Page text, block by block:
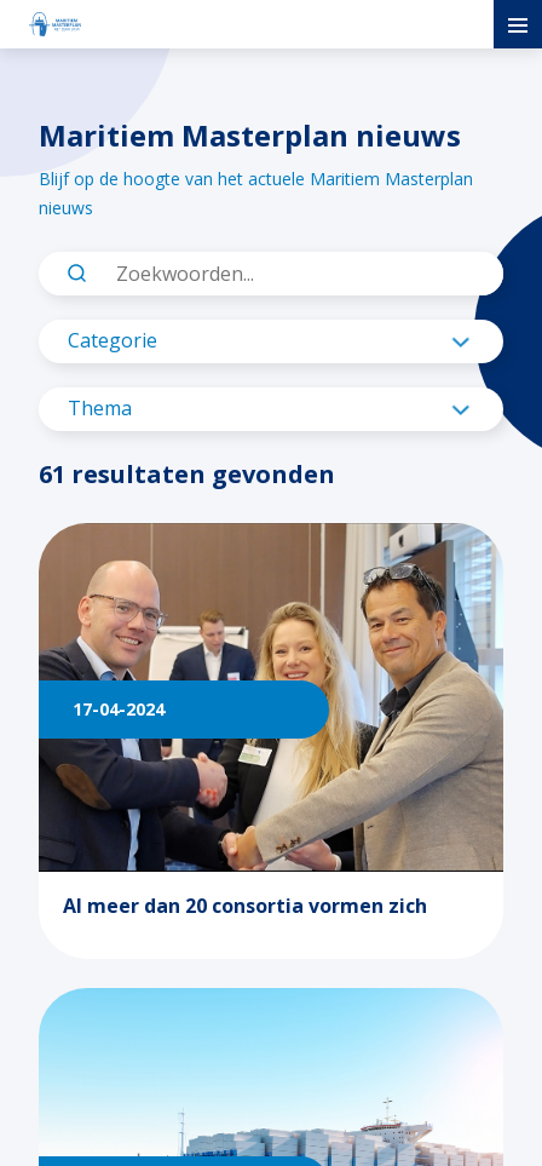
Maritiem Masterplan nieuws
Blijf op de hoogte van het actuele Maritiem Masterplan
nieuws
Categorie
Digitalisering
Energietransitie
Industriepolitiek
Internationalisering
Thema
Digitaal samenwerken
Human Capital
61 resultaten gevonden
17-04-2024
Al meer dan 20 consortia vormen zich